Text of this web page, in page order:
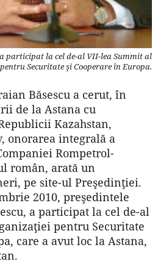
participat la cel de-al VII-lea Summit al
Securitate şi Cooperare în Europa.
Băsescu a cerut, în
de la Astana cu
Kazahstan,
onorarea integrală a
Rompetrol-
român, arată un
pe site-ul Preşedinţiei.
2010, preşedintele
a participat la cel de-al
pentru Securitate
care a avut loc la Astana,